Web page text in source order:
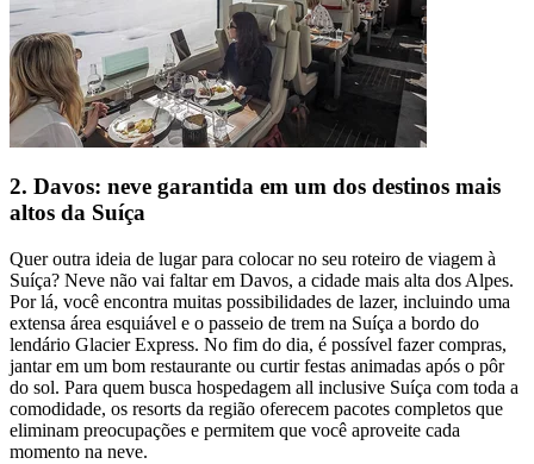
2. Davos: neve garantida em um dos destinos mais
altos da Suíça
Quer outra ideia de lugar para colocar no seu roteiro de viagem à
Suíça? Neve não vai faltar em Davos, a cidade mais alta dos Alpes.
Por lá, você encontra muitas possibilidades de lazer, incluindo uma
extensa área esquiável e o passeio de trem na Suíça a bordo do
lendário Glacier Express. No fim do dia, é possível fazer compras,
jantar em um bom restaurante ou curtir festas animadas após o pôr
do sol. Para quem busca hospedagem all inclusive Suíça com toda a
comodidade, os resorts da região oferecem pacotes completos que
eliminam preocupações e permitem que você aproveite cada
momento na neve.